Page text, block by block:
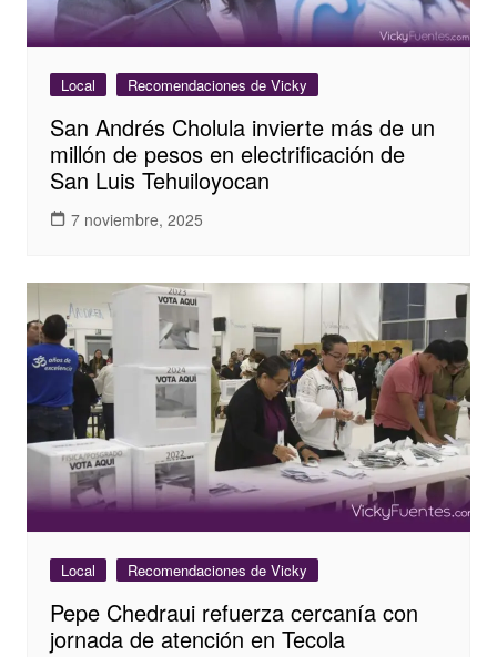
Local Recomendaciones de Vicky
San Andrés Cholula invierte más de un
millón de pesos en electrificación de
San Luis Tehuiloyocan
7 noviembre, 2025
Local Recomendaciones de Vicky
Pepe Chedraui refuerza cercanía con
jornada de atención en Tecola